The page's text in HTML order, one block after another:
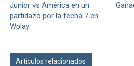
Junior vs América en un
partidazo por la fecha 7 en
Wplay
Artículos relacionados